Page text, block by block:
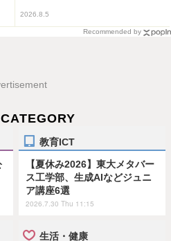
2026.8.5
Recommended by
教育ICT
【夏休み2026】東大メタバー
ス工学部、生成AIなどジュニ
ア講座6選
2026.7.30 Thu 11:15
生活・健康